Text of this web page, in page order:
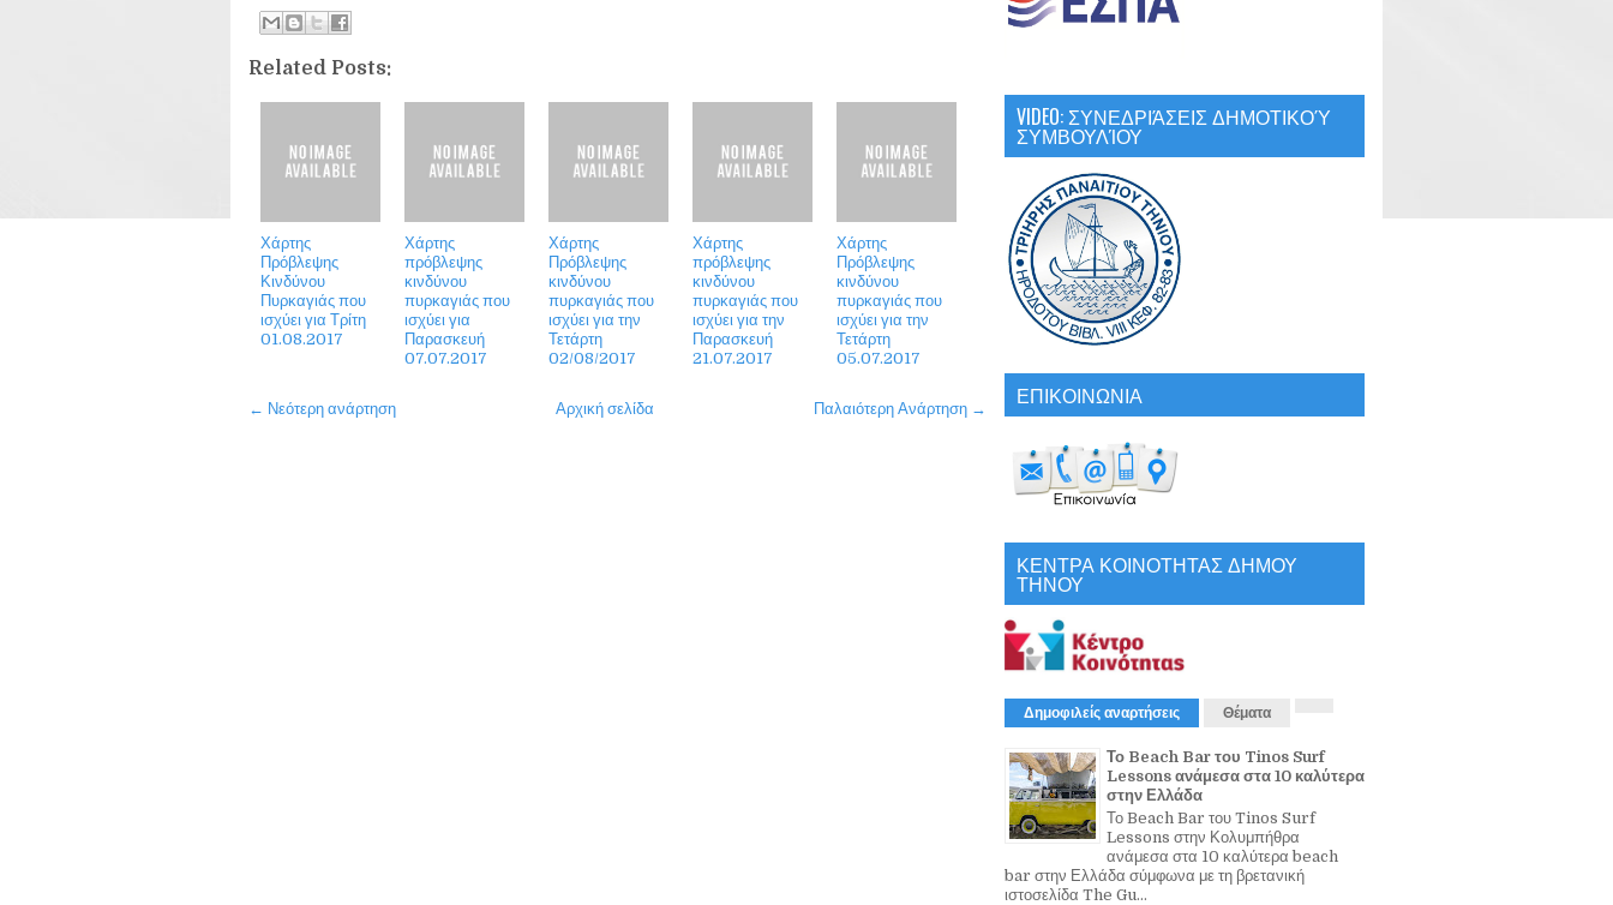
Related Posts:
Χάρτης
Πρόβλεψης
Κινδύνου
Πυρκαγιάς που
ισχύει για Τρίτη
01.08.2017
Χάρτης
πρόβλεψης
κινδύνου
πυρκαγιάς που
ισχύει για
Παρασκευή
07.07.2017
Χάρτης
Πρόβλεψης
κινδύνου
πυρκαγιάς που
ισχύει για την
Τετάρτη
02/08/2017
Χάρτης
πρόβλεψης
κινδύνου
πυρκαγιάς που
ισχύει για την
Παρασκευή
21.07.2017
Χάρτης
Πρόβλεψης
κινδύνου
πυρκαγιάς που
ισχύει για την
Τετάρτη
05.07.2017
← Νεότερη ανάρτηση Παλαιότερη Ανάρτηση →
Αρχική σελίδα
VIDEO: ΣΥΝΕΔΡΙΆΣΕΙΣ ΔΗΜΟΤΙΚΟΎ
ΣΥΜΒΟΥΛΊΟΥ
ΕΠΙΚΟΙΝΩΝΙΑ
ΚΕΝΤΡΑ ΚΟΙΝΟΤΗΤΑΣ ΔΗΜΟΥ
ΤΗΝΟΥ
Δημοφιλείς αναρτήσεις Θέματα
Το Beach Bar του Tinos Surf
Lessons ανάμεσα στα 10 καλύτερα
στην Ελλάδα
Το Beach Bar του Tinos Surf
Lessons στην Κολυμπήθρα
ανάμεσα στα 10 καλύτερα beach
bar στην Ελλάδα σύμφωνα με τη βρετανική
ιστοσελίδα The Gu...